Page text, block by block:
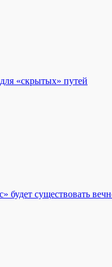
«скрытых» путей
существовать